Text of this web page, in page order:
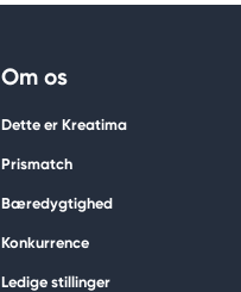
Om os
Dette er Kreatima
Prismatch
Bæredygtighed
Konkurrence
Ledige stillinger